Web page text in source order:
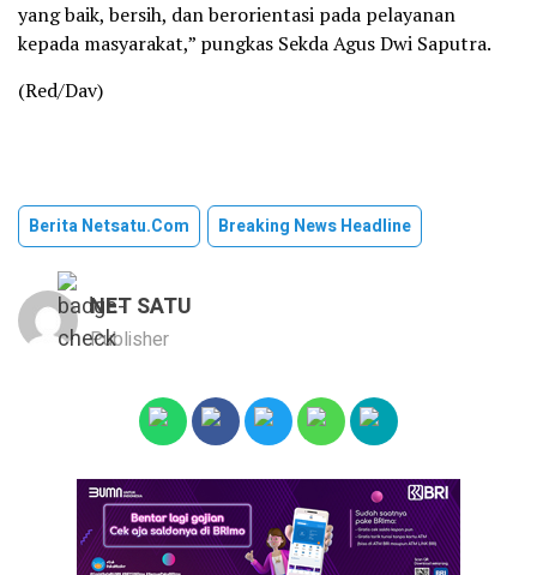
yang baik, bersih, dan berorientasi pada pelayanan
kepada masyarakat,” pungkas Sekda Agus Dwi Saputra.
(Red/Dav)
Berita Netsatu.com Breaking News Headline
NET SATU
Publisher